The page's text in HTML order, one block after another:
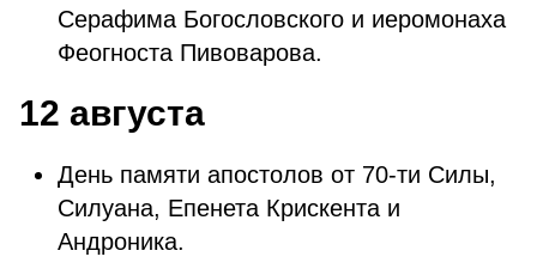
Серафима Богословского и иеромонаха
Феогноста Пивоварова.
12 августа
День памяти апостолов от 70-ти Силы,
Силуана, Епенета Крискента и
Андроника.